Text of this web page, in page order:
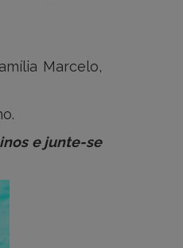
Marcelo,
e junte-se